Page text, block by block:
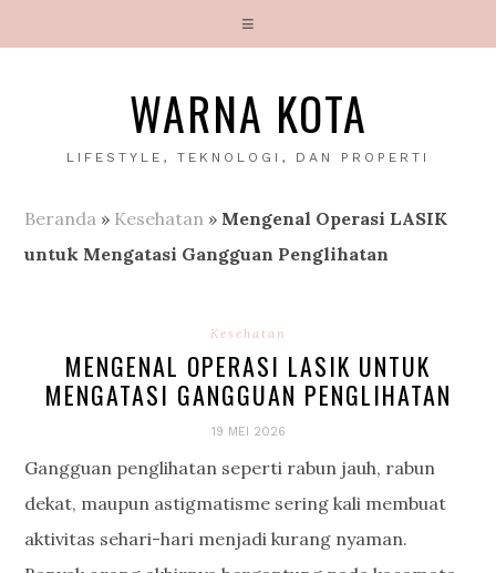
WARNA KOTA
LIFESTYLE, TEKNOLOGI, DAN PROPERTI
Beranda » Kesehatan » Mengenal Operasi LASIK
untuk Mengatasi Gangguan Penglihatan
Kesehatan
MENGENAL OPERASI LASIK UNTUK
MENGATASI GANGGUAN PENGLIHATAN
19 MEI 2026
Gangguan penglihatan seperti rabun jauh, rabun
dekat, maupun astigmatisme sering kali membuat
aktivitas sehari-hari menjadi kurang nyaman.